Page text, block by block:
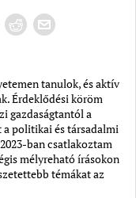
tanulok, és aktív
Érdeklődési köröm
gazdaságtantól a
politikai és társadalmi
ban csatlakoztam
mélyreható írásokon
témákat az